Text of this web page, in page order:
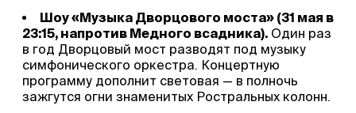
Шоу «Музыка Дворцового моста» (31 мая в
23:15, напротив Медного всадника). Один раз
в год Дворцовый мост разводят под музыку
симфонического оркестра. Концертную
программу дополнит световая — в полночь
зажгутся огни знаменитых Ростральных колонн.